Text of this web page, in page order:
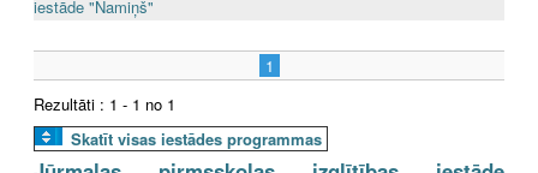
iestāde "Namiņš"
1
Rezultāti : 1 - 1 no 1
Skatīt visas iestādes programmas